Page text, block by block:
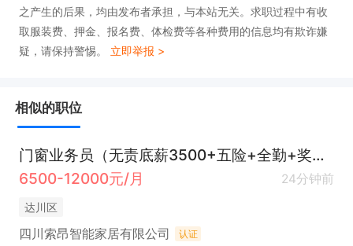
之产生的后果，均由发布者承担，与本站无关。求职过程中有收
取服装费、押金、报名费、体检费等各种费用的信息均有欺诈嫌
疑，请保持警惕。 立即举报 >
相似的职位
门窗业务员（无责底薪3500+五险+全勤+奖金+提成）
6500-12000元/月
24分钟前
达川区
四川索昂智能家居有限公司 认证